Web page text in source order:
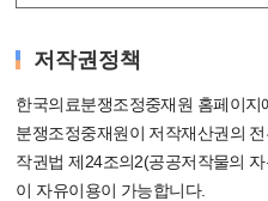
저작권정책
한국의료분쟁조정중재원 홈페이
분쟁조정중재원이 저작재산권의
작권법 제24조의2(공공저작물의
이 자유이용이 가능합니다.